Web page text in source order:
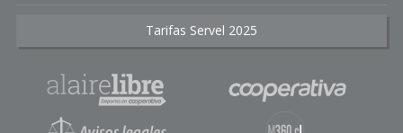
Tarifas Servel 2025